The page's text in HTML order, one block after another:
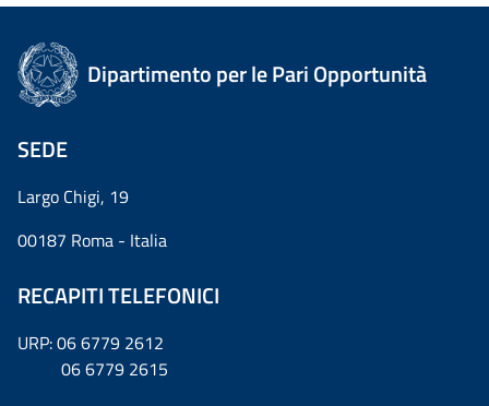
Dipartimento per le Pari Opportunità
SEDE
Largo Chigi, 19
00187 Roma - Italia
RECAPITI TELEFONICI
URP: 06 6779 2612
06 6779 2615